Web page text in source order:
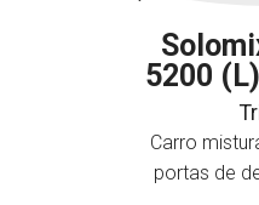
5200
Carro
portas de